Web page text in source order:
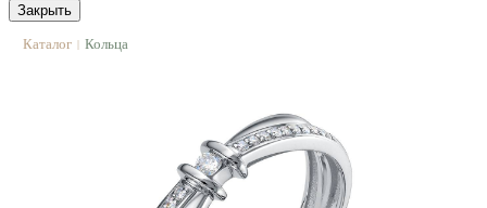
Закрыть
Каталог | Кольца